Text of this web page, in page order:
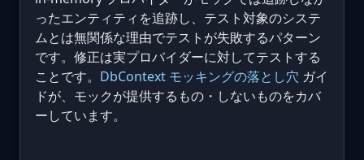
ったエンティティを追跡し、テスト対象のシステ
ムとは無関係な理由でテストが失敗するパターン
です。修正は実プロバイダーに対してテストする
ことです。 DbContext モッキングの落とし穴 ガイ
ドが、モックが提供するもの・しないものをカバ
ーしています。